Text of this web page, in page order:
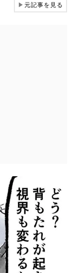
▶元記事を見る